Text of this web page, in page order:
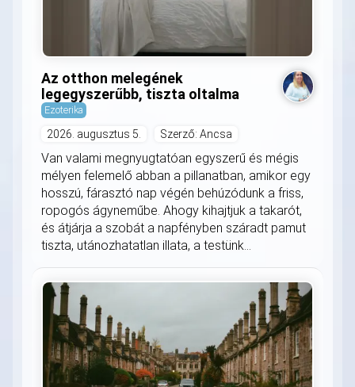
Az otthon melegének
legegyszerűbb, tiszta oltalma
Ezoterika
2026. augusztus 5. Szerző: Ancsa
Van valami megnyugtatóan egyszerű és mégis
mélyen felemelő abban a pillanatban, amikor egy
hosszú, fárasztó nap végén behúzódunk a friss,
ropogós ágyneműbe. Ahogy kihajtjuk a takarót,
és átjárja a szobát a napfényben száradt pamut
tiszta, utánozhatatlan illata, a testünk...